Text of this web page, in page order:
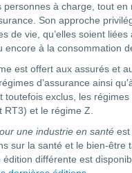
personnes à charge, tout en
Son approche
de vie, qu’elles soient
encore à la consommation
est offert aux assurés et
d’assurance ainsi
toutefois exclus, les
RT3) et le régime Z.
une industrie en santé est
sur la santé et le bien-être
édition différente est